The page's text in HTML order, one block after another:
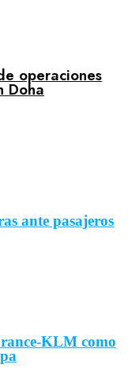
operaciones
Doha
ante pasajeros
KLM como